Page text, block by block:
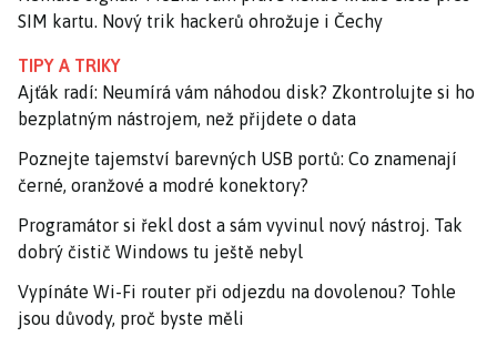
SIM kartu. Nový trik hackerů ohrožuje i Čechy
TIPY A TRIKY
Ajťák radí: Neumírá vám náhodou disk? Zkontrolujte si ho
bezplatným nástrojem, než přijdete o data
Poznejte tajemství barevných USB portů: Co znamenají
černé, oranžové a modré konektory?
Programátor si řekl dost a sám vyvinul nový nástroj. Tak
dobrý čistič Windows tu ještě nebyl
Vypínáte Wi-Fi router při odjezdu na dovolenou? Tohle
jsou důvody, proč byste měli